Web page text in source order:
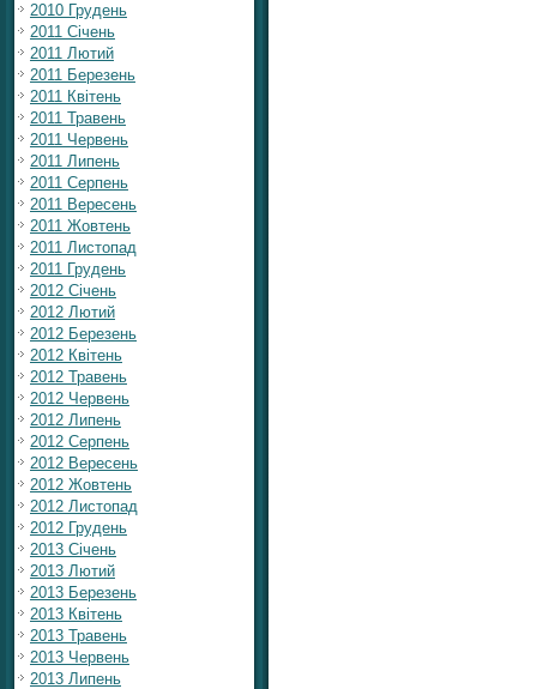
2010 Грудень
2011 Січень
2011 Лютий
2011 Березень
2011 Квітень
2011 Травень
2011 Червень
2011 Липень
2011 Серпень
2011 Вересень
2011 Жовтень
2011 Листопад
2011 Грудень
2012 Січень
2012 Лютий
2012 Березень
2012 Квітень
2012 Травень
2012 Червень
2012 Липень
2012 Серпень
2012 Вересень
2012 Жовтень
2012 Листопад
2012 Грудень
2013 Січень
2013 Лютий
2013 Березень
2013 Квітень
2013 Травень
2013 Червень
2013 Липень